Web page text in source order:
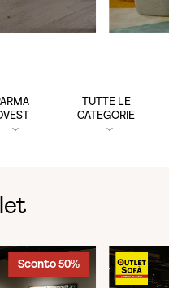
TUTTE LE
CATEGORIE
Sconto 50%